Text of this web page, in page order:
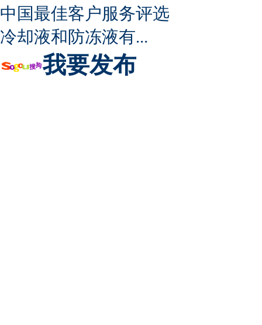
中国最佳客户服务评选
冷却液和防冻液有...
我要发布